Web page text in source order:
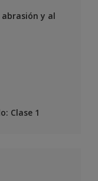
y al
Clase 1